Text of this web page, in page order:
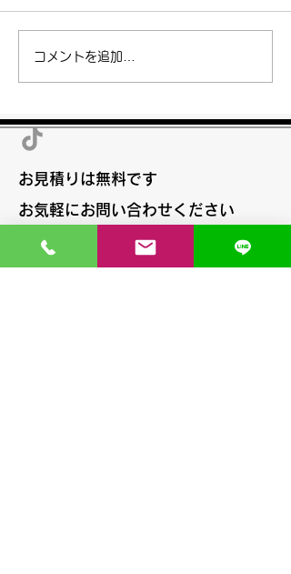
【最初にすること】生前
相続人とは?
コメントを追加…
お見積りは無料です
お気軽にお問い合わせください